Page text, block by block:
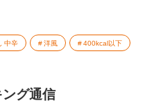
中辛 洋風 400kcal以下
グ通信